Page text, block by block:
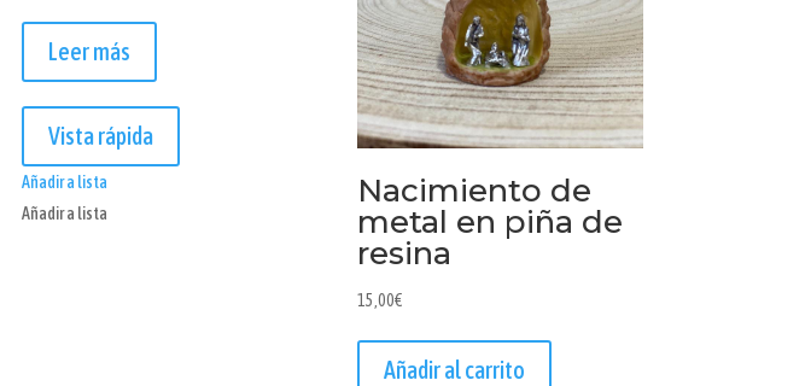
Leer más
Vista rápida
Añadir a lista
Añadir a lista
Nacimiento de
metal en piña de
resina
15,00€
Añadir al carrito